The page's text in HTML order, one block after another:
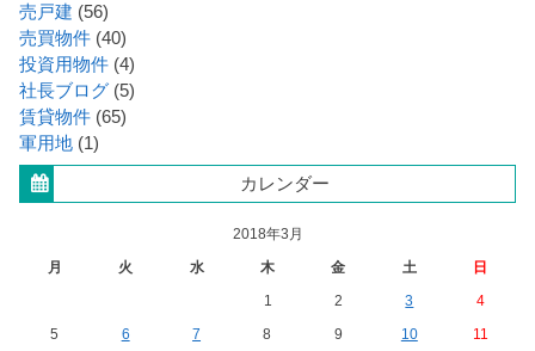
売戸建 (56)
売買物件 (40)
投資用物件 (4)
社長ブログ (5)
賃貸物件 (65)
軍用地 (1)
カレンダー
2018年3月
月
火 水 木 金 土
日
1
2 3
4
5
6 7 8 9 10
11